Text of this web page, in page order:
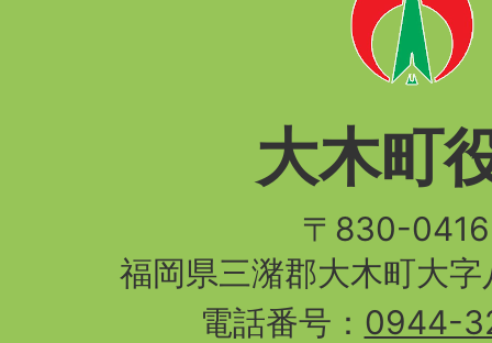
大木町
〒830-
福岡県三潴郡大木町大
電話番号： 0944-